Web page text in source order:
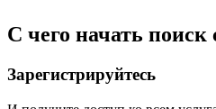
С чего начать поиск
Зарегистрируйтесь